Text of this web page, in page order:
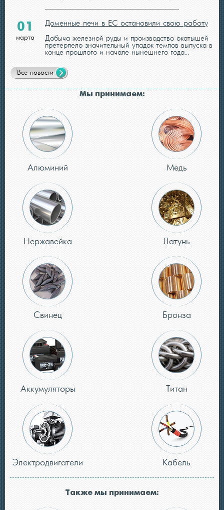
Мы принимаем:
Алюминий Медь
Нержавейка Латунь
Свинец Бронза
Аккумуляторы Титан
Электродвигатели Кабель
Также мы принимаем:
01
марта
Доменные печи в ЕС остановили свою работу
Добыча железной руды и производство окатышей
претерпело значительный упадок темпов выпуска в
конце прошлого и начале нынешнего года...
Все новости